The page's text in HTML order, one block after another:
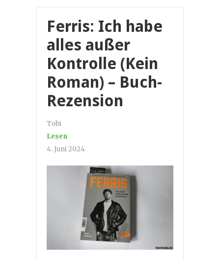
Ferris: Ich habe
alles außer
Kontrolle (Kein
Roman) – Buch-
Rezension
Tobi
Lesen
4. Juni 2024